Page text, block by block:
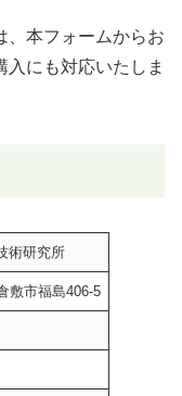
、本フォームからお
入にも対応いたしま
術研究所
敷市福島406-5